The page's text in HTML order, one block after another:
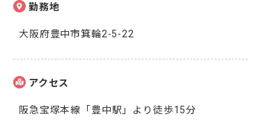
勤務地
大阪府豊中市箕輪2-5-22
アクセス
阪急宝塚本線「豊中駅」より徒歩15分